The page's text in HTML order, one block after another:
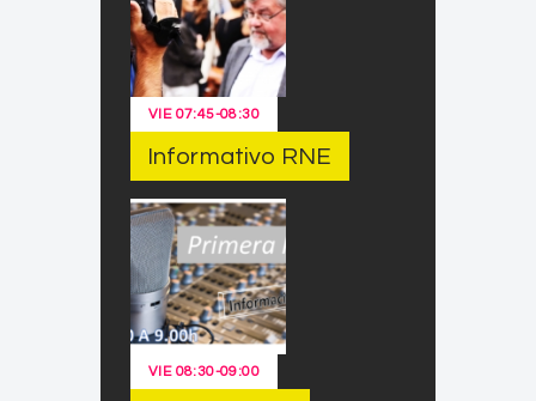
VIE 07:45-08:30
Informativo RNE
VIE 08:30-09:00